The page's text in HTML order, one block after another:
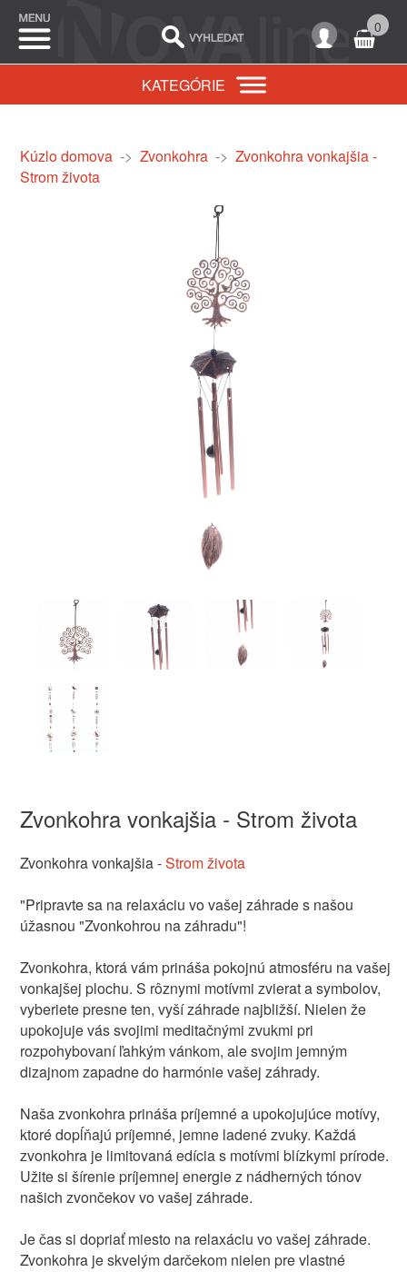
0
KATEGÓRIE
Kúzlo domova-> Zvonkohra-> Zvonkohra vonkajšia -
Strom života
Zvonkohra vonkajšia - Strom života
Zvonkohra vonkajšia -Strom života
"Pripravte sa na relaxáciu vo vašej záhrade s našou
úžasnou "Zvonkohrou na záhradu"!
Zvonkohra, ktorá vám prináša pokojnú atmosféru na vašej
vonkajšej plochu. S rôznymi motívmi zvierat a symbolov,
vyberiete presne ten, vyší záhrade najbližší. Nielen že
upokojuje vás svojimi meditačnými zvukmi pri
rozpohybovaní ľahkým vánkom, ale svojim jemným
dizajnom zapadne do harmónie vašej záhrady.
Naša zvonkohra prináša príjemné a upokojujúce motívy,
ktoré dopĺňajú príjemné, jemne ladené zvuky. Každá
zvonkohra je limitovaná edícia s motívmi blízkymi prírode.
Užite si šírenie príjemnej energie z nádherných tónov
našich zvončekov vo vašej záhrade.
Je čas si dopriať miesto na relaxáciu vo vašej záhrade.
Zvonkohra je skvelým darčekom nielen pre vlastné